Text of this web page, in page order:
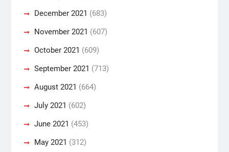
December 2021 (683)
November 2021 (607)
October 2021 (609)
September 2021 (713)
August 2021 (664)
July 2021 (602)
June 2021 (453)
May 2021 (312)